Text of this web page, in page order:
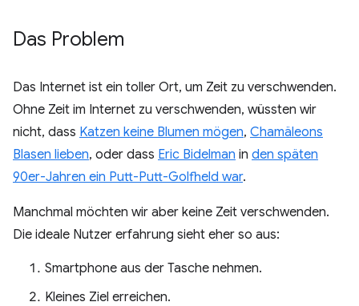
Das Problem
Das Internet ist ein toller Ort, um Zeit zu verschwenden.
Ohne Zeit im Internet zu verschwenden, wüssten wir
nicht, dass Katzen keine Blumen mögen, Chamäleons
Blasen lieben, oder dass Eric Bidelman in den späten
90er-Jahren ein Putt-Putt-Golfheld war.
Manchmal möchten wir aber keine Zeit verschwenden.
Die ideale Nutzer erfahrung sieht eher so aus:
Smartphone aus der Tasche nehmen.
Kleines Ziel erreichen.